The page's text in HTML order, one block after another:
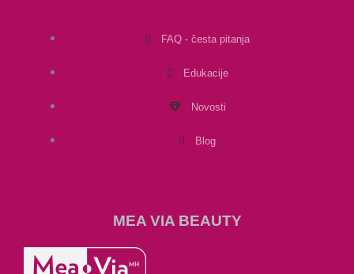
FAQ - česta pitanja
Edukacije
Novosti
Blog
MEA VIA BEAUTY